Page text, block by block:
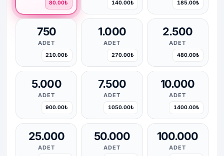
80.00₺ 140.00₺ 185.00₺
750
ADET
210.00₺
1.000
ADET
270.00₺
2.500
ADET
480.00₺
5.000
ADET
900.00₺
7.500
ADET
1050.00₺
10.000
ADET
1400.00₺
25.000
ADET
50.000
ADET
100.000
ADET